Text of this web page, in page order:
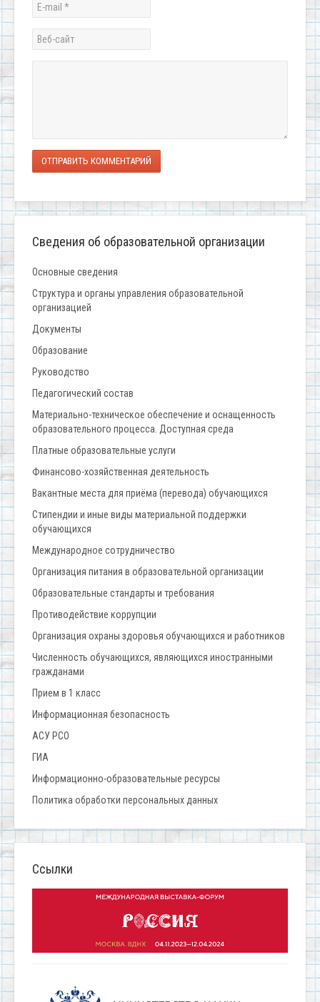
ОТПРАВИТЬ КОММЕНТАРИЙ
Сведения об образовательной организации
Основные сведения
Структура и органы управления образовательной
организацией
Документы
Образование
Руководство
Педагогический состав
Материально-техническое обеспечение и оснащенность
образовательного процесса. Доступная среда
Платные образовательные услуги
Финансово-хозяйственная деятельность
Вакантные места для приёма (перевода) обучающихся
Стипендии и иные виды материальной поддержки
обучающихся
Международное сотрудничество
Организация питания в образовательной организации
Образовательные стандарты и требования
Противодействие коррупции
Организация охраны здоровья обучающихся и работников
Численность обучающихся, являющихся иностранными
гражданами
Прием в 1 класс
Информационная безопасность
АСУ РСО
ГИА
Информационно-образовательные ресурсы
Политика обработки персональных данных
Ссылки